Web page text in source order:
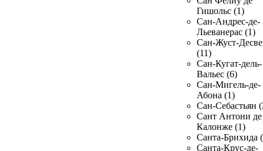
Гишольс (1)
Сан-Андрес-де-
Льеванерас (1)
Сан-Жуст-
(11)
Сан-Кугат-дель-
Вальес (6)
Сан-Мигель-де-
Абона (1)
Сан-Себастьян
Сант Антони де
Калонже (1)
Санта-Брихида
Санта-Крус-де-